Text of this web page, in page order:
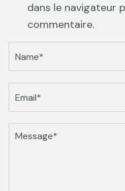
dans le navigateur
commentaire.